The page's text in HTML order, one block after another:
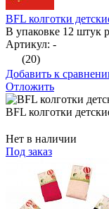
BFL колготки
В упаковке 12 штук
Артикул: -
(20)
Добавить к
Отложить
BFL колготки
Нет в наличии
Под заказ